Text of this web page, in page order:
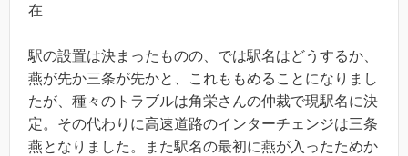
在
駅の設置は決まったものの、では駅名はどうするか、
燕が先か三条が先かと、これももめることになりまし
たが、種々のトラブルは角栄さんの仲裁で現駅名に決
定。その代わりに高速道路のインターチェンジは三条
燕となりました。また駅名の最初に燕が入ったためか